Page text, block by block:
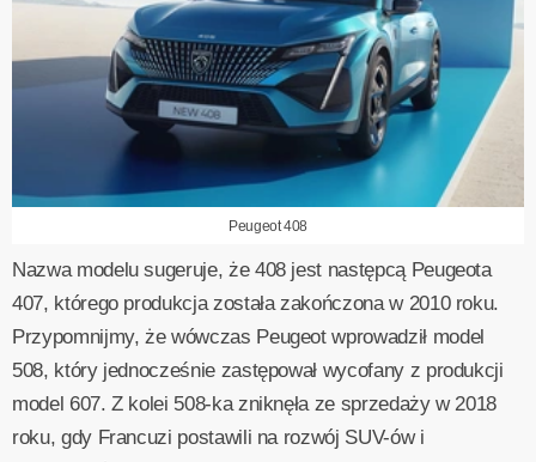
Peugeot 408
Nazwa modelu sugeruje, że 408 jest następcą Peugeota
407, którego produkcja została zakończona w 2010 roku.
Przypomnijmy, że wówczas Peugeot wprowadził model
508, który jednocześnie zastępował wycofany z produkcji
model 607. Z kolei 508-ka zniknęła ze sprzedaży w 2018
roku, gdy Francuzi postawili na rozwój SUV-ów i